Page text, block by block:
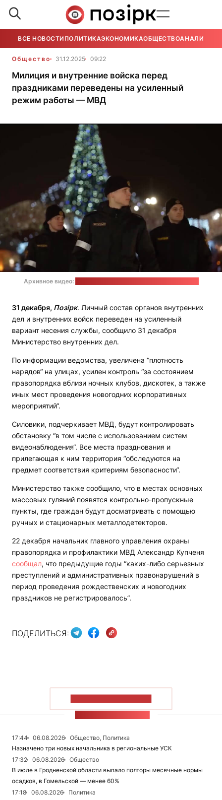
ВСЕ НОВОСТИ ПОЛИТИКАЭКОНОМИКАОБЩЕСТВОАНАЛИТИКА
Общество 31.12.2025 09:22
Милиция и внутренние войска перед
праздниками переведены на усиленный
режим работы — МВД
Архивное видео:
31 декабря, Позірк. Личный состав органов внутренних
дел и внутренних войск переведен на усиленный
вариант несения службы, сообщило 31 декабря
Министерство внутренних дел.
По информации ведомства, увеличена “плотность
нарядов“ на улицах, усилен контроль “за состоянием
правопорядка вблизи ночных клубов, дискотек, а также
иных мест проведения новогодних корпоративных
мероприятий“.
Силовики, подчеркивает МВД, будут контролировать
обстановку “в том числе с использованием систем
видеонаблюдения“. Все места празднования и
прилегающая к ним территория “обследуются на
предмет соответствия критериям безопасности“.
Министерство также сообщило, что в местах основных
массовых гуляний появятся контрольно-пропускные
пункты, где граждан будут досматривать с помощью
ручных и стационарных металлодетекторов.
22 декабря начальник главного управления охраны
правопорядка и профилактики МВД Александр Купченя
сообщал, что предыдущие годы “каких-либо серьезных
преступлений и административных правонарушений в
период проведения рождественских и новогодних
праздников не регистрировалось”.
ПОДЕЛИТЬСЯ:
17:44 06.08.2026
Общество, Политика
Назначено три новых начальника в региональные УСК
17:32
06.08.2026
Общество
В июле в Гродненской области выпало полторы месячные нормы
осадков, в Гомельской — менее 60%
17:18
06.08.2026
Политика